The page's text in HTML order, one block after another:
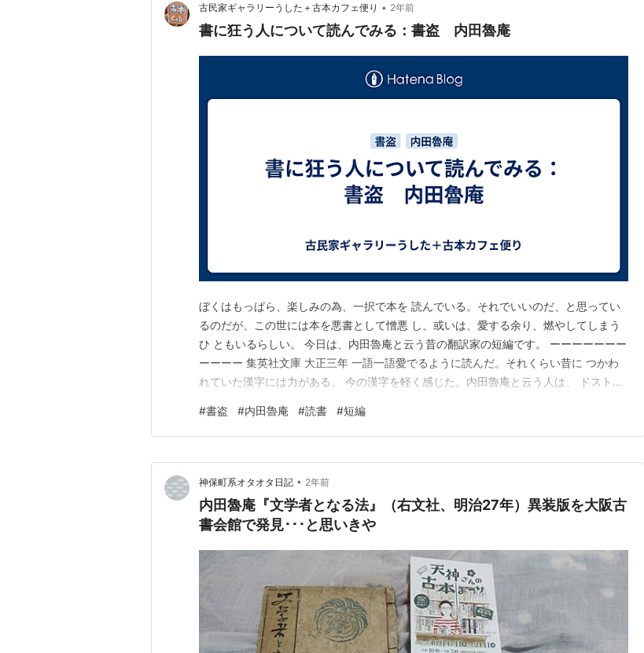
古民家ギャラリーうした＋古本カフェ便り • 2年前
書に狂う人について読んでみる：書盗 内田魯庵
ぼくはもっぱら、楽しみの為、一択で本を 読んでいる。それでいいのだ、と思ってい
るのだが、この世には本を悪書として憎悪 し、或いは、愛する余り、燃やしてしまう
ひ ともいるらしい。 今日は、内田魯庵と云う昔の翻訳家の短編です。 ーーーーーーー
ーーーー 集英社文庫 大正三年 一語一語愛でるように読んだ。それくらい昔に つかわ
れていた漢字には力がある。 今の漢字を軽く感じた。内田魯庵と云う人は、 ドストエ
という ことだ。 書盗とは、本当に本を盗む人のことで、昔はいたと云う。 借りて返さ
ないこともそう言うと云い、法皇も致した…
#書盗 #内田魯庵 #読書 #短編
神保町系オタオタ日記 • 2年前
内田魯庵『文学者となる法』（右文社、明治27年）異装版を大阪古
書会館で発見･･･と思いきや